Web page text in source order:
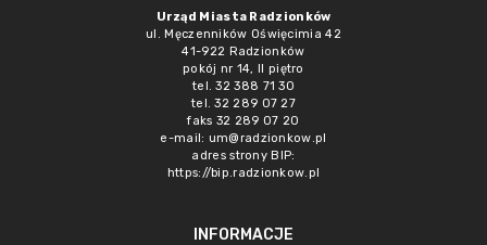
Urząd Miasta Radzionków
ul. Męczenników Oświęcimia 42
41-922 Radzionków
pokój nr 14, II piętro
tel. 32 388 71 30
tel. 32 289 07 27
faks 32 289 07 20
e-mail: um@radzionkow.pl
adres strony BIP:
https://bip.radzionkow.pl
INFORMACJE